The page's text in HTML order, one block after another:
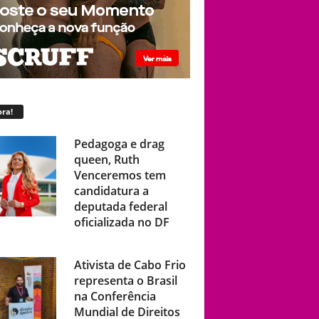
Pedagoga e drag
queen, Ruth
Venceremos tem
candidatura a
deputada federal
oficializada no DF
Ativista de Cabo Frio
representa o Brasil
na Conferência
Mundial de Direitos